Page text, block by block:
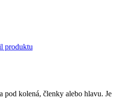
produktu
pod kolená, členky alebo hlavu. Je